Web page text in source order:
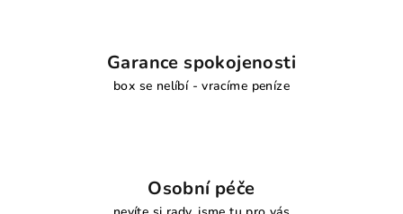
Garance spokojenosti
box se nelíbí - vracíme peníze
Osobní péče